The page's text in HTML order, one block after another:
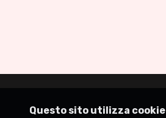
Questo sito utilizza cookie